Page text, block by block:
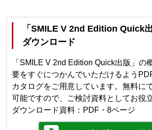
「SMILE V 2nd Edition Quick
ダウンロード
「SMILE V 2nd Edition Quick出版」の
要をすぐにつかんでいただけるよう
カタログをご用意しています。無料に
可能ですので、ご検討資料としてお役
ダウンロード資料：PDF・8ページ